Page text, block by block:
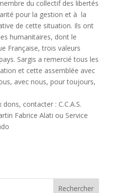
du collectif des libertés
pour la gestion et à la
de cette situation. Ils ont
humanitaires, dont le
Française, trois valeurs
Sargis a remercié tous les
et cette assemblée avec
avec nous, pour toujours,
contacter : C.C.A.S.
Fabrice Alati ou Service